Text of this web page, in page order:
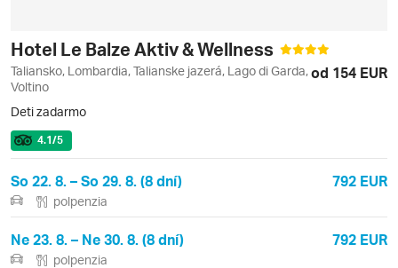
Hotel Le Balze Aktiv & Wellness
Taliansko, Lombardia, Talianske jazerá, Lago di Garda,
Voltino
od 154 EUR
Deti zadarmo
4.1/5
So 22. 8. – So 29. 8. (8 dní) 792 EUR
polpenzia
Ne 23. 8. – Ne 30. 8. (8 dní) 792 EUR
polpenzia